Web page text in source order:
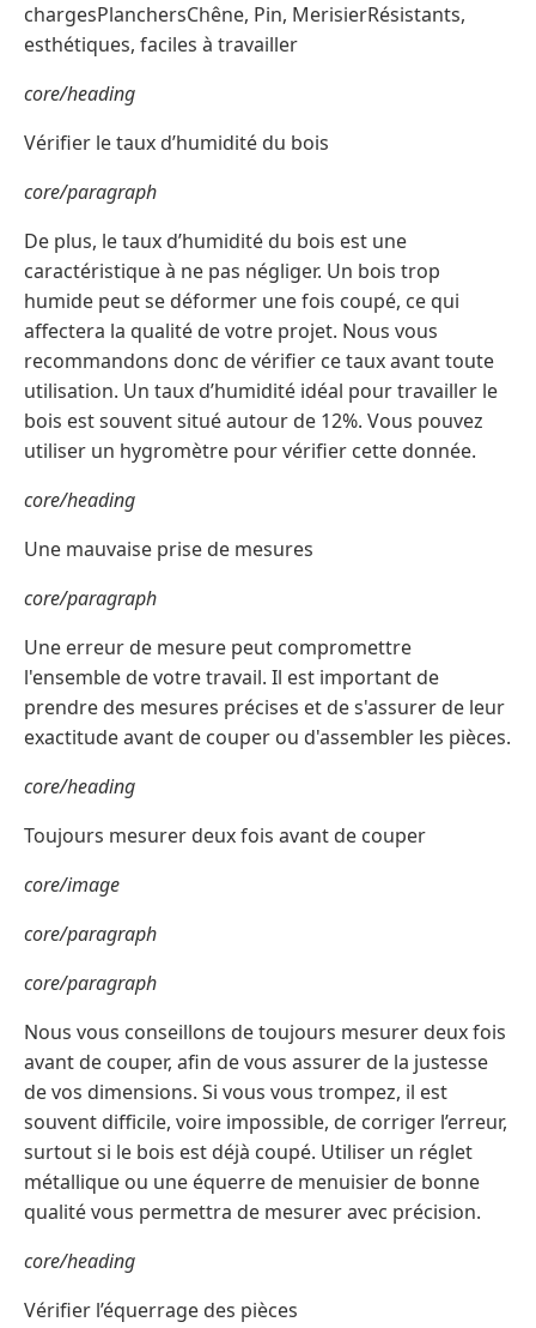
chargesPlanchersChêne, Pin, MerisierRésistants,
esthétiques, faciles à travailler
core/heading
Vérifier le taux d’humidité du bois
core/paragraph
De plus, le taux d’humidité du bois est une
caractéristique à ne pas négliger. Un bois trop
humide peut se déformer une fois coupé, ce qui
affectera la qualité de votre projet. Nous vous
recommandons donc de vérifier ce taux avant toute
utilisation. Un taux d’humidité idéal pour travailler le
bois est souvent situé autour de 12%. Vous pouvez
utiliser un hygromètre pour vérifier cette donnée.
core/heading
Une mauvaise prise de mesures
core/paragraph
Une erreur de mesure peut compromettre
l'ensemble de votre travail. Il est important de
prendre des mesures précises et de s'assurer de leur
exactitude avant de couper ou d'assembler les pièces.
core/heading
Toujours mesurer deux fois avant de couper
core/image
core/paragraph
core/paragraph
Nous vous conseillons de toujours mesurer deux fois
avant de couper, afin de vous assurer de la justesse
de vos dimensions. Si vous vous trompez, il est
souvent difficile, voire impossible, de corriger l’erreur,
surtout si le bois est déjà coupé. Utiliser un réglet
métallique ou une équerre de menuisier de bonne
qualité vous permettra de mesurer avec précision.
core/heading
Vérifier l’équerrage des pièces